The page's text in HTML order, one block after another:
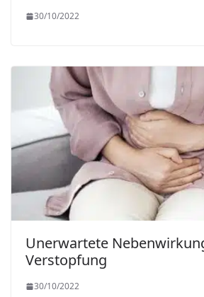
30/10/2022
Unerwartete
Verstopfung
30/10/2022